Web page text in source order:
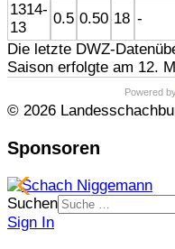
1314-
13
0.5 0.50 18 -
Die letzte DWZ-
Saison erfolgte am 12.
Powered
© 2026
Sponsoren
Suchen
Sign In